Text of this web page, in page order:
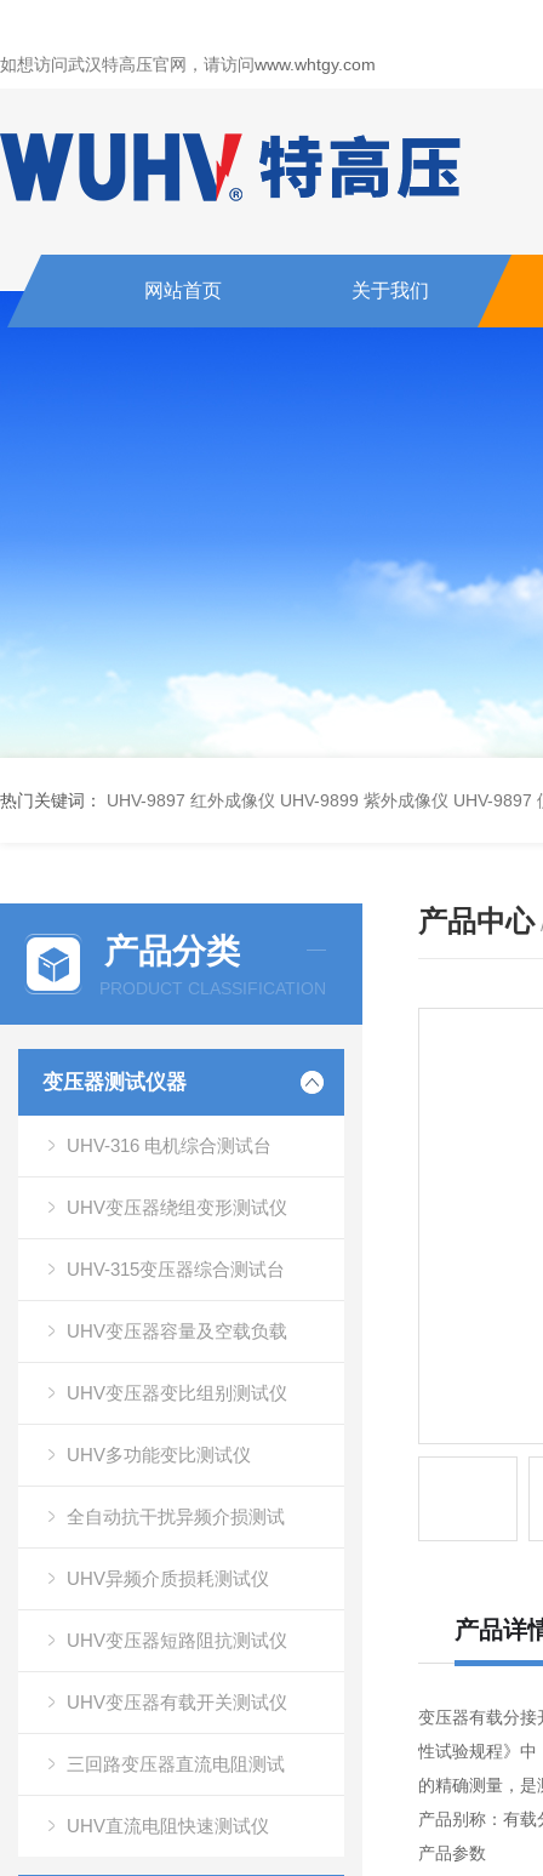
如想访问武汉特高压官网，请访问www.whtgy.com
网站首页 关于我们
热门关键词： UHV-9897 红外成像仪 UHV-9899 紫外成像仪 UHV-9897
产品分类
PRODUCT CLASSIFICATION
变压器测试仪器
UHV-316 电机综合测试台
UHV变压器绕组变形测试仪
UHV-315变压器综合测试台
UHV变压器容量及空载负载
UHV变压器变比组别测试仪
UHV多功能变比测试仪
全自动抗干扰异频介损测试
UHV异频介质损耗测试仪
UHV变压器短路阻抗测试仪
UHV变压器有载开关测试仪
三回路变压器直流电阻测试
UHV直流电阻快速测试仪
产品中心
产品详
变压器有载分接
性试验规程》中
的精确测量，
产品别称：有
产品参数